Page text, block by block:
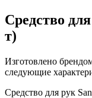
Средство
т)
Изготовлено
следующие
Средство для рук